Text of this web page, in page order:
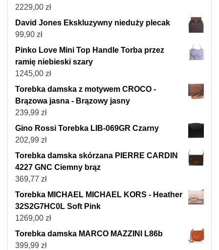
2229,00 zł
David Jones Ekskluzywny nieduży plecak
99,90 zł
Pinko Love Mini Top Handle Torba przez
ramię niebieski szary
1245,00 zł
Torebka damska z motywem CROCO -
Brązowa jasna - Brązowy jasny
239,99 zł
Gino Rossi Torebka LIB-069GR Czarny
202,99 zł
Torebka damska skórzana PIERRE CARDIN
4227 GNC Ciemny brąz
369,77 zł
Torebka MICHAEL MICHAEL KORS - Heather
32S2G7HC0L Soft Pink
1269,00 zł
Torebka damska MARCO MAZZINI L86b
399,99 zł